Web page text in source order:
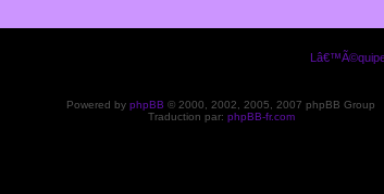
Powered by phpBB © 2000, 2002, 2005, 2007 phpBB Group
Traduction par: phpBB-fr.com